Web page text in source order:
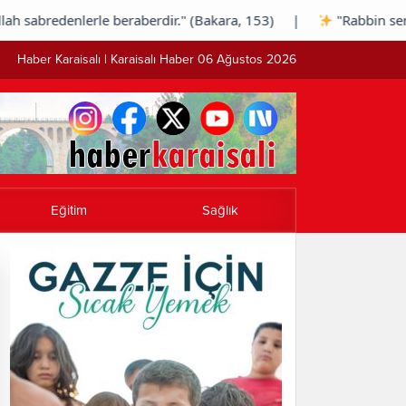
beraberdir." (Bakara, 153) | "Rabbin seni
Haber Karaisalı | Karaisalı Haber 06 Ağustos 2026
Eğitim Sağlık